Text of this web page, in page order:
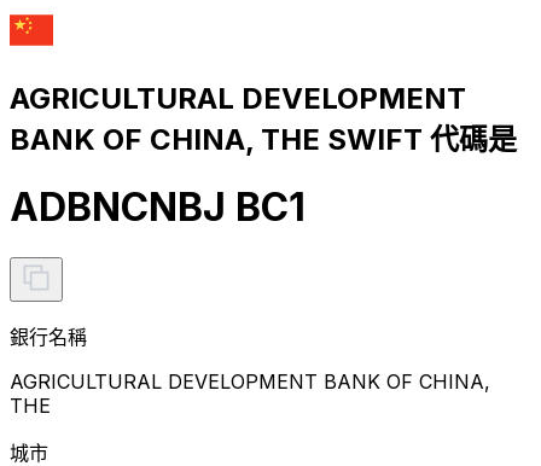
AGRICULTURAL DEVELOPMENT
BANK OF CHINA, THE SWIFT 代碼是
ADBNCNBJ BC1
銀行名稱
AGRICULTURAL DEVELOPMENT BANK OF CHINA,
THE
城市